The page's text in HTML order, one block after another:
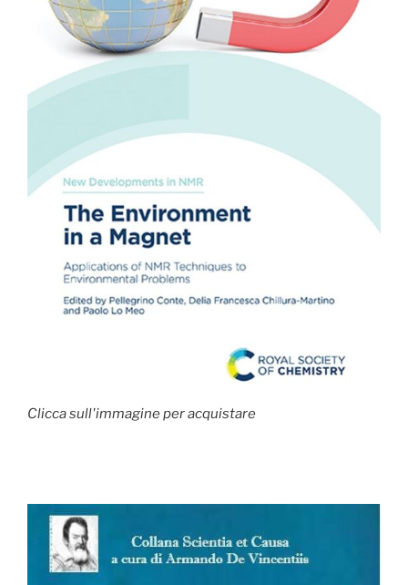
Clicca sull'immagine per acquistare